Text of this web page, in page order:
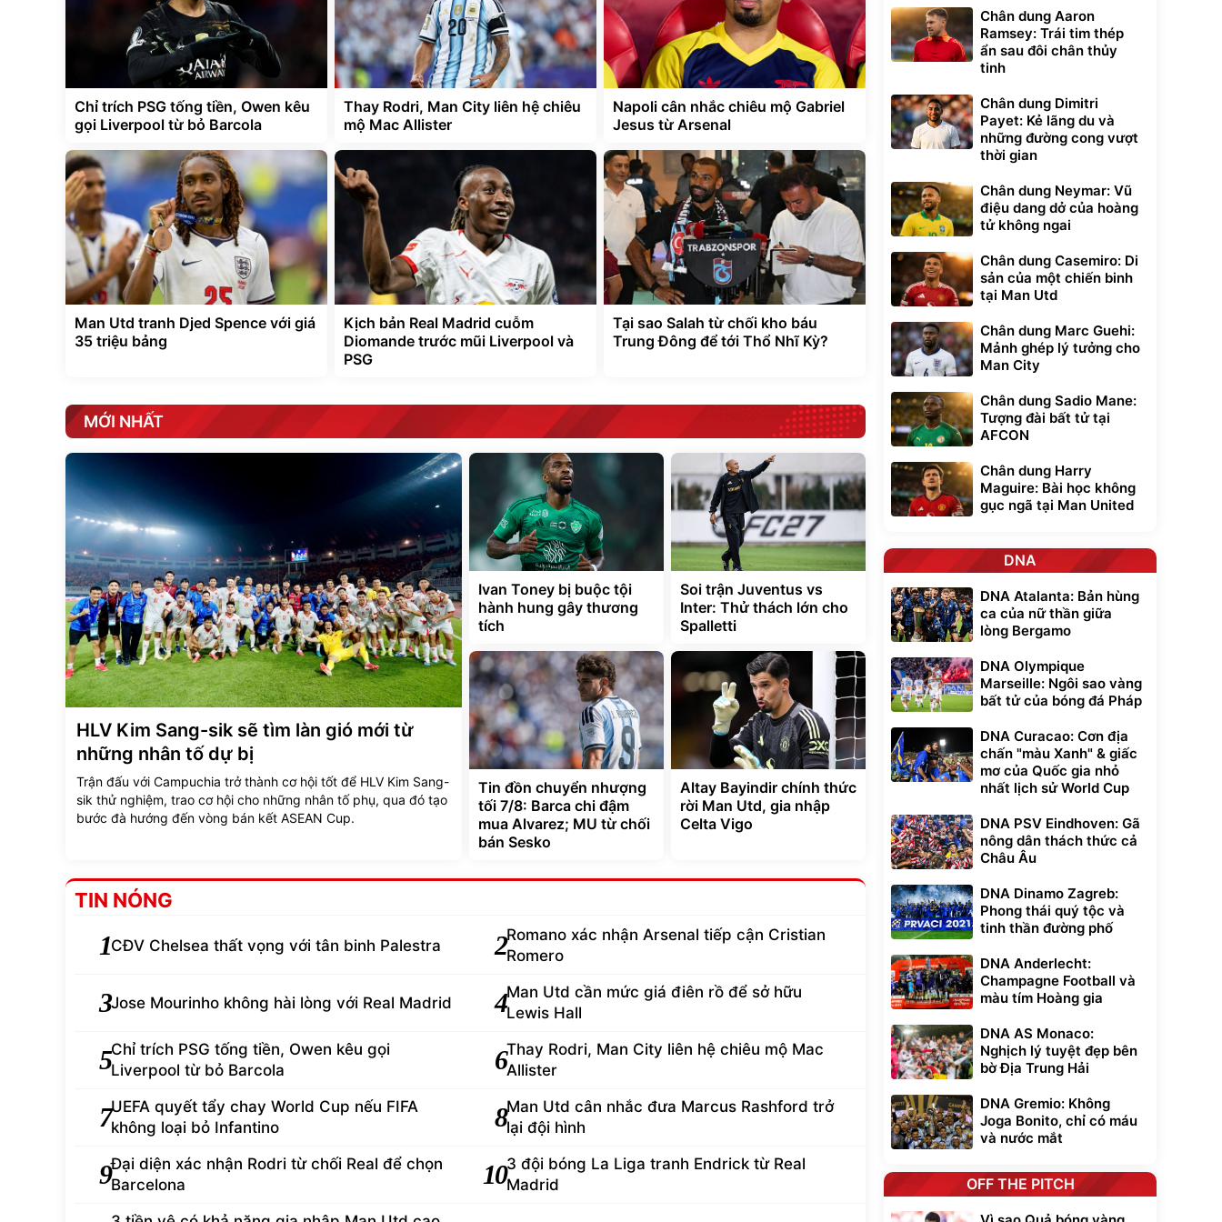
Chỉ trích PSG tống tiền, Owen kêu
gọi Liverpool từ bỏ Barcola
Thay Rodri, Man City liên hệ chiêu
mộ Mac Allister
Napoli cân nhắc chiêu mộ Gabriel
Jesus từ Arsenal
Man Utd tranh Djed Spence với giá
35 triệu bảng
Kịch bản Real Madrid cuỗm
Diomande trước mũi Liverpool và
PSG
Tại sao Salah từ chối kho báu
Trung Đông để tới Thổ Nhĩ Kỳ?
MỚI NHẤT
HLV Kim Sang-sik sẽ tìm làn gió mới từ
những nhân tố dự bị
Trận đấu với Campuchia trở thành cơ hội tốt để HLV Kim Sang-
sik thử nghiệm, trao cơ hội cho những nhân tố phụ, qua đó tạo
bước đà hướng đến vòng bán kết ASEAN Cup.
Ivan Toney bị buộc tội
hành hung gây thương
tích
Soi trận Juventus vs
Inter: Thử thách lớn cho
Spalletti
Tin đồn chuyển nhượng
tối 7/8: Barca chi đậm
mua Alvarez; MU từ chối
bán Sesko
Altay Bayindir chính thức
rời Man Utd, gia nhập
Celta Vigo
TIN NÓNG
1CĐV Chelsea thất vọng với tân binh Palestra 2Romano xác nhận Arsenal tiếp cận Cristian
Romero
3Jose Mourinho không hài lòng với Real Madrid 4Man Utd cần mức giá điên rồ để sở hữu
Lewis Hall
5Chỉ trích PSG tống tiền, Owen kêu gọi
Liverpool từ bỏ Barcola
6Thay Rodri, Man City liên hệ chiêu mộ Mac
Allister
7UEFA quyết tẩy chay World Cup nếu FIFA
không loại bỏ Infantino
8Man Utd cân nhắc đưa Marcus Rashford trở
lại đội hình
9Đại diện xác nhận Rodri từ chối Real để chọn
Barcelona
103 đội bóng La Liga tranh Endrick từ Real
Madrid
Chân dung Aaron
Ramsey: Trái tim thép
ẩn sau đôi chân thủy
tinh
Chân dung Dimitri
Payet: Kẻ lãng du và
những đường cong vượt
thời gian
Chân dung Neymar: Vũ
điệu dang dở của hoàng
tử không ngai
Chân dung Casemiro: Di
sản của một chiến binh
tại Man Utd
Chân dung Marc Guehi:
Mảnh ghép lý tưởng cho
Man City
Chân dung Sadio Mane:
Tượng đài bất tử tại
AFCON
Chân dung Harry
Maguire: Bài học không
gục ngã tại Man United
DNA
DNA Atalanta: Bản hùng
ca của nữ thần giữa
lòng Bergamo
DNA Olympique
Marseille: Ngôi sao vàng
bất tử của bóng đá Pháp
DNA Curacao: Cơn địa
chấn "màu Xanh" & giấc
mơ của Quốc gia nhỏ
nhất lịch sử World Cup
DNA PSV Eindhoven: Gã
nông dân thách thức cả
Châu Âu
DNA Dinamo Zagreb:
Phong thái quý tộc và
tinh thần đường phố
DNA Anderlecht:
Champagne Football và
màu tím Hoàng gia
DNA AS Monaco:
Nghịch lý tuyệt đẹp bên
bờ Địa Trung Hải
DNA Gremio: Không
Joga Bonito, chỉ có máu
và nước mắt
OFF THE PITCH